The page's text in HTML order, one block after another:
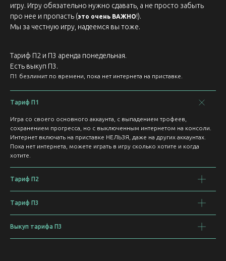
игру. Игру обязательно нужно сдавать, а не просто забыть
про нее и пропасть (это очень ВАЖНО!).
Мы за честную игру, надеемся вы тоже.
Тариф П2 и П3 аренда понедельная.
Есть выкуп П3.
П1 безлимит по времени, пока нет интернета на приставке.
Тариф П1
Игра со своего основного аккаунта, с выпадением трофеев,
сохранением прогресса, но с выключенным интернетом на консоли.
Интернет включать на приставке НЕЛЬЗЯ, даже на других аккаунтах.
Пока нет интернета, можете играть в игру сколько хотите и когда
хотите.
Тариф П2
Тариф П3
Выкуп тарифа П3